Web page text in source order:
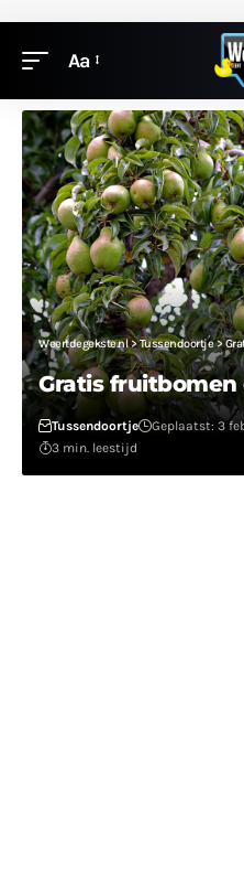
Aa
Weertdegekste.nl>Tussendoortje>
Gratis
Tussendoortje Geplaatst: 3
3 min. leestijd